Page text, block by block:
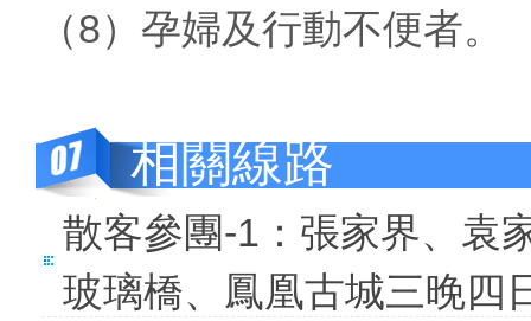
（8）孕婦及行動不便者。
相關線路
散客參團-1：張家界、袁
玻璃橋、鳳凰古城三晚四